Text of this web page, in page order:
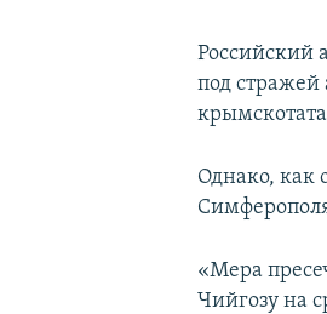
Российский
под стражей
Однако, как
«Мера
Чийгозу на